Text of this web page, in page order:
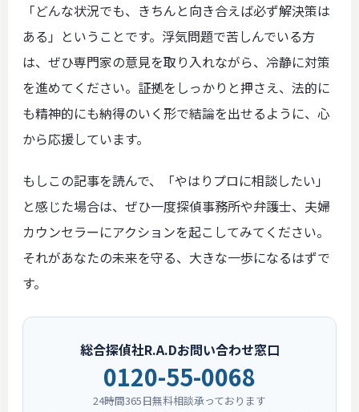
「どんな状況でも、きちんと向き合えば必ず解決策は
ある」ということです。浮気問題で苦しんでいる方
は、ぜひ専門家の意見を取り入れながら、冷静に対策
を進めてください。証拠をしっかりと押さえ、法的に
も精神的にも納得のいく形で結論を出せるように、心
から応援しています。
もしこの記事を読んで、「やはりプロに相談したい」
と感じた場合は、ぜひ一度探偵事務所や弁護士、夫婦
カウンセラーにアクションを起こしてみてください。
それがあなたの未来を守る、大きな一歩になるはずで
す。
総合探偵社R.A.Dお問い合わせ窓口
0120-55-0068
24時間365日無料相談承っております